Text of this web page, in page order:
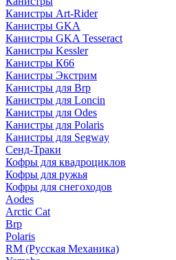
Канистры Art-Rider
Канистры GKA
Канистры GKA Tesseract
Канистры Kessler
Канистры К66
Канистры Экстрим
Канистры для Brp
Канистры для Loncin
Канистры для Odes
Канистры для Polaris
Канистры для Segway
Сенд-Траки
Кофры для квадроциклов
Кофры для ружья
Кофры для снегоходов
Aodes
Arctic Cat
Brp
Polaris
RM (Русская Механика)